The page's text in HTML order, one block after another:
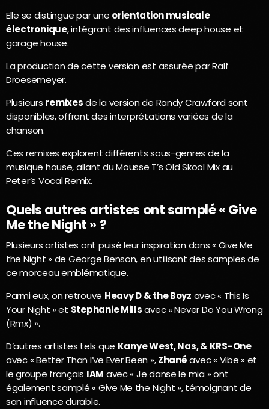
Elle se distingue par une orientation musicale
électronique, intégrant des influences deep house et
garage house.
La production de cette version est assurée par Ralf
Droesemeyer.
Plusieurs remixesde la version de Randy Crawford sont
disponibles, offrant des interprétations variées de la
chanson.
Ces remixes explorent différents sous-genres de la
musique house, allant du Mousse T’s Old Skool Mix au
Peter’s Vocal Remix.
Quels autres artistes ont samplé « Give
Me the Night » ?
Plusieurs artistes ont puisé leur inspiration dans « Give Me
the Night » de George Benson, en utilisant des samples de
ce morceau emblématique.
Parmi eux, on retrouve Heavy D & the Boyz avec « This Is
Your Night » et Stephanie Millsavec « Never Do You Wrong
(Rmx) ».
D’autres artistes tels que Kanye West, Nas, & KRS-One
avec « Better Than I’ve Ever Been »,Zhanéavec « Vibe » et
le groupe français IAM avec « Je danse le mia » ont
également samplé « Give Me the Night », témoignant de
son influence durable.